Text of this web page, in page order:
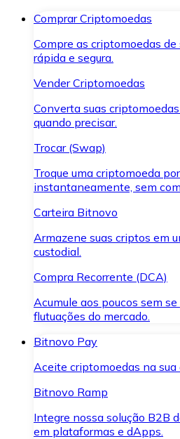
Comprar Criptomoedas
Compre as criptomoedas
rápida e segura.
Vender Criptomoedas
Converta suas
quando precisar.
Trocar (Swap)
Troque uma criptomoeda
instantaneamente, sem
Carteira Bitnovo
Armazene suas criptos em
custodial.
Compra Recorrente (DCA)
Acumule aos poucos sem
flutuações do mercado.
Bitnovo Pay
Aceite criptomoedas na sua
Bitnovo Ramp
Integre nossa solução B2B
em plataformas e dApps.